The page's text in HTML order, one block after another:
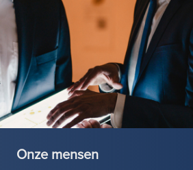
Onze mensen